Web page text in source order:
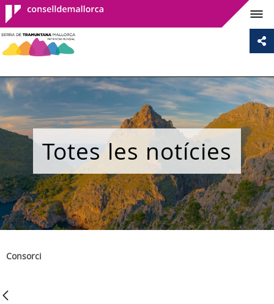
Consell de
Mallorca
Totes les notícies
Consorci